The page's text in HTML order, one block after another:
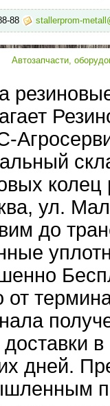
88 stallerprom-
Автозапчасти,
ул.
до
от
дней.